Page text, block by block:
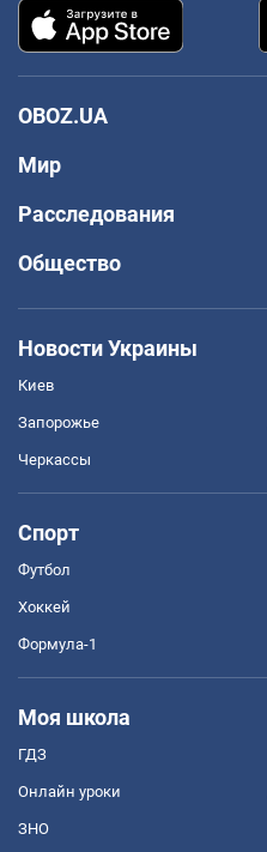
OBOZ.UA
Мир
Расследования
Общество
Новости Украины
Киев
Запорожье
Черкассы
Спорт
Футбол
Хоккей
Формула-1
Моя школа
ГДЗ
Онлайн уроки
ЗНО